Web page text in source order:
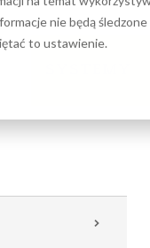
nie będą
to ustawienie.
Program